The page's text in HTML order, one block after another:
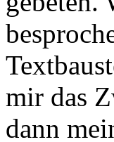
mir das
dann